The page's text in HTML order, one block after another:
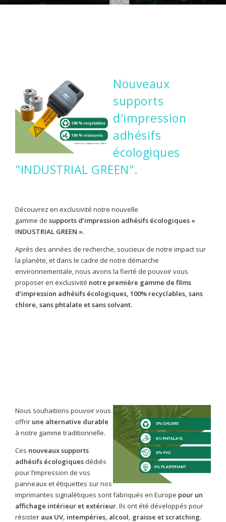
Nouveaux
supports
d'impression
adhésifs
écologiques
"INDUSTRIAL GREEN".
Découvrez en exclusivité notre nouvelle
gamme de supports d’impression adhésifs écologiques «
INDUSTRIAL GREEN ».
Après des années de recherche, soucieux de notre impact sur
la planète, et dans le cadre de notre démarche
environnementale, nous avons la fierté de pouvoir vous
proposer en exclusivité notre première gamme de films
d’impression adhésifs écologiques, 100% recyclables, sans
chlore, sans phtalate et sans solvant.
Nous souhaitions pouvoir vous
offrir une alternative durable
à notre gamme traditionnelle.
Ces nouveaux supports
adhésifs écologiques dédiés
pour l’impression de vos
panneaux et étiquettes sur nos
imprimantes signalétiques sont fabriqués en Europe pour un
affichage intérieur et extérieur. Ils ont été développés pour
résister aux UV, intempéries, alcool, graisse et scratching.